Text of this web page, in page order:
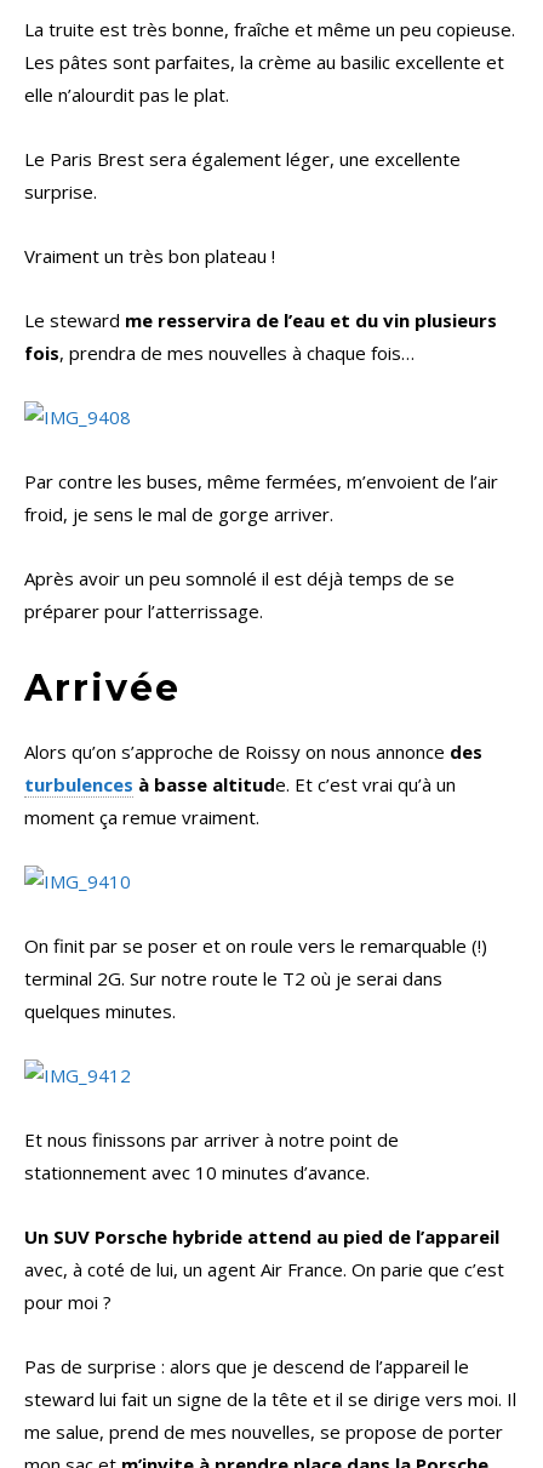
La truite est très bonne, fraîche et même un peu copieuse.
Les pâtes sont parfaites, la crème au basilic excellente et
elle n’alourdit pas le plat.
Le Paris Brest sera également léger, une excellente
surprise.
Vraiment un très bon plateau !
Le steward me resservira de l’eau et du vin plusieurs
fois, prendra de mes nouvelles à chaque fois…
Par contre les buses, même fermées, m’envoient de l’air
froid, je sens le mal de gorge arriver.
Après avoir un peu somnolé il est déjà temps de se
préparer pour l’atterrissage.
Arrivée
Alors qu’on s’approche de Roissy on nous annonce des
turbulences à basse altitude. Et c’est vrai qu’à un
moment ça remue vraiment.
On finit par se poser et on roule vers le remarquable (!)
terminal 2G. Sur notre route le T2 où je serai dans
quelques minutes.
Et nous finissons par arriver à notre point de
stationnement avec 10 minutes d’avance.
Un SUV Porsche hybride attend au pied de l’appareil
avec, à coté de lui, un agent Air France. On parie que c’est
pour moi ?
Pas de surprise : alors que je descend de l’appareil le
steward lui fait un signe de la tête et il se dirige vers moi. Il
me salue, prend de mes nouvelles, se propose de porter